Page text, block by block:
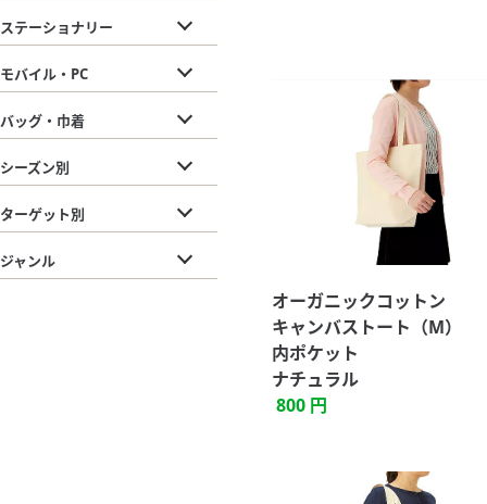
オーガニックコットン
キャンバストート（M）
内ポケット
ナチュラル
800 円
ステーショナリー
モバイル・PC
バッグ・巾着
シーズン別
ターゲット別
ジャンル